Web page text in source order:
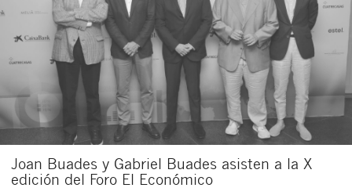
Joan Buades y Gabriel Buades asisten a la X
edición del Foro El Económico